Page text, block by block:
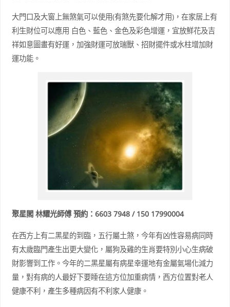
大門口及大窗上無煞氣可以使用(有煞先要化解才用)，在家居上有
利生財位可以應用 白色、藍色、金色及彩色增運，宜放鮮花及吉
祥如意圖畫有好運，加強財運可放瑞獸、招財擺件或水柱增加財
運功能。
聚星閣 林耀光師傅 預約：6603 7948 / 150 17990004
在西方上有二黑星的到臨，五行屬土煞，今年有凶性容易病同時
有太歲臨門產生出更大變化，屬狗及雞的生肖要特別小心生病破
財影響到工作。今年的二黑星屬有病星幸運地有金屬氣場化減力
量，對有病的人最好下要睡在這方位加重病情，西方位置對老人
健康不利，產生多種病因有不利家人健康。